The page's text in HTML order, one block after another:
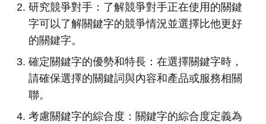
研究競爭對手：了解競爭對手正在使用的關鍵
字可以了解關鍵字的競爭情況並選擇比他更好
的關鍵字。
確定關鍵字的優勢和特長：在選擇關鍵字時，
請確保選擇的關鍵詞與內容和產品或服務相關
聯。
考慮關鍵字的綜合度：關鍵字的綜合度定義為